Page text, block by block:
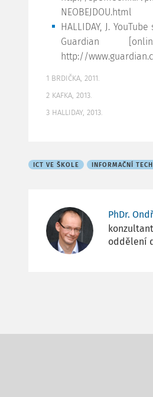
NEOBEJDOU.html
HALLIDAY, J.
Guardian
http://
1 BRDIČKA, 2011.
2 KAFKA, 2013.
3 HALLIDAY, 2013.
ICT VE ŠKOLE INFORMAČNÍ
PhDr.
oddělení